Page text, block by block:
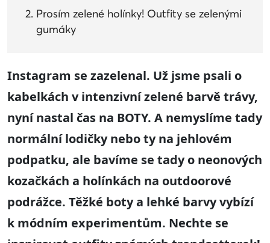
Prosím zelené holínky! Outfity se zelenými
gumáky
Instagram se zazelenal. Už jsme psali o
kabelkách v intenzivní zelené barvě trávy,
nyní nastal čas na BOTY. A nemyslíme tady
normální lodičky nebo ty na jehlovém
podpatku, ale bavíme se tady o neonových
kozačkách a holínkách na outdoorové
podrážce. Těžké boty a lehké barvy vybízí
k módním experimentům. Nechte se